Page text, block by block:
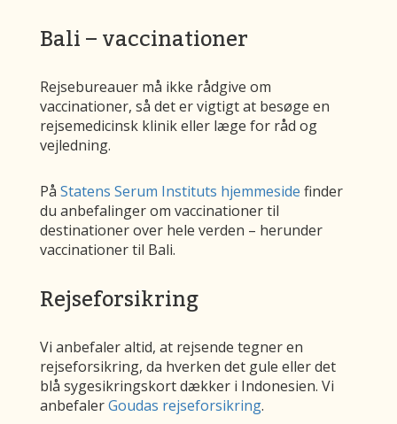
Bali – vaccinationer
Rejsebureauer må ikke rådgive om
vaccinationer, så det er vigtigt at besøge en
rejsemedicinsk klinik eller læge for råd og
vejledning.
På Statens Serum Instituts hjemmeside finder
du anbefalinger om vaccinationer til
destinationer over hele verden – herunder
vaccinationer til Bali.
Rejseforsikring
Vi anbefaler altid, at rejsende tegner en
rejseforsikring, da hverken det gule eller det
blå sygesikringskort dækker i Indonesien. Vi
anbefalerGoudas rejseforsikring.